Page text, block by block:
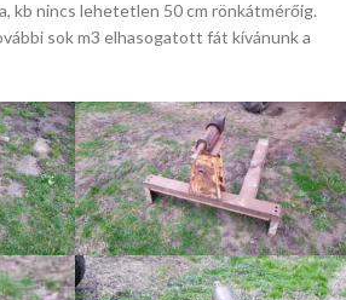
kb nincs lehetetlen 50 cm rönkátmérőig.
sok m3 elhasogatott fát kívánunk a